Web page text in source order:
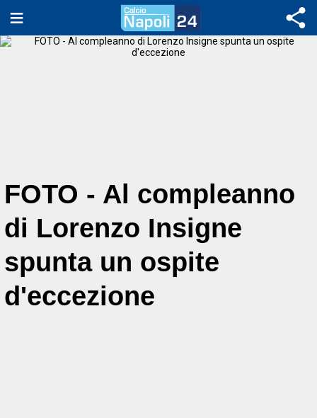
FOTO - Al compleanno
di Lorenzo Insigne
spunta un ospite
d'eccezione